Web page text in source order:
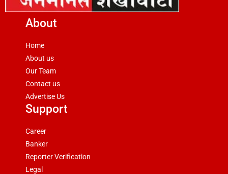
About
Home
About us
Our Team
Contact us
Advertise Us
Support
Career
Banker
Reporter Verification
Legal